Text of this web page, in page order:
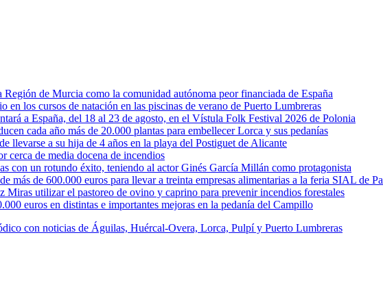
de Murcia como la comunidad autónoma peor financiada de España
en los cursos de natación en las piscinas de verano de Puerto Lumbreras
a España, del 18 al 23 de agosto, en el Vístula Folk Festival 2026 de Polonia
cada año más de 20.000 plantas para embellecer Lorca y sus pedanías
llevarse a su hija de 4 años en la playa del Postiguet de Alicante
cerca de media docena de incendios
con un rotundo éxito, teniendo al actor Ginés García Millán como protagonista
más de 600.000 euros para llevar a treinta empresas alimentarias a la feria SIAL de
utilizar el pastoreo de ovino y caprino para prevenir incendios forestales
euros en distintas e importantes mejoras en la pedanía del Campillo
con noticias de Águilas, Huércal-Overa, Lorca, Pulpí y Puerto Lumbreras